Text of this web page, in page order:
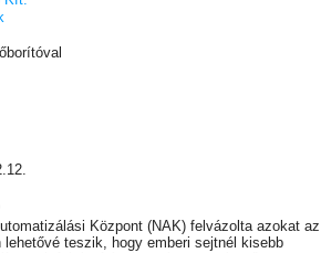
Központ (NAK) felvázolta azokat az
teszik, hogy emberi sejtnél kisebb